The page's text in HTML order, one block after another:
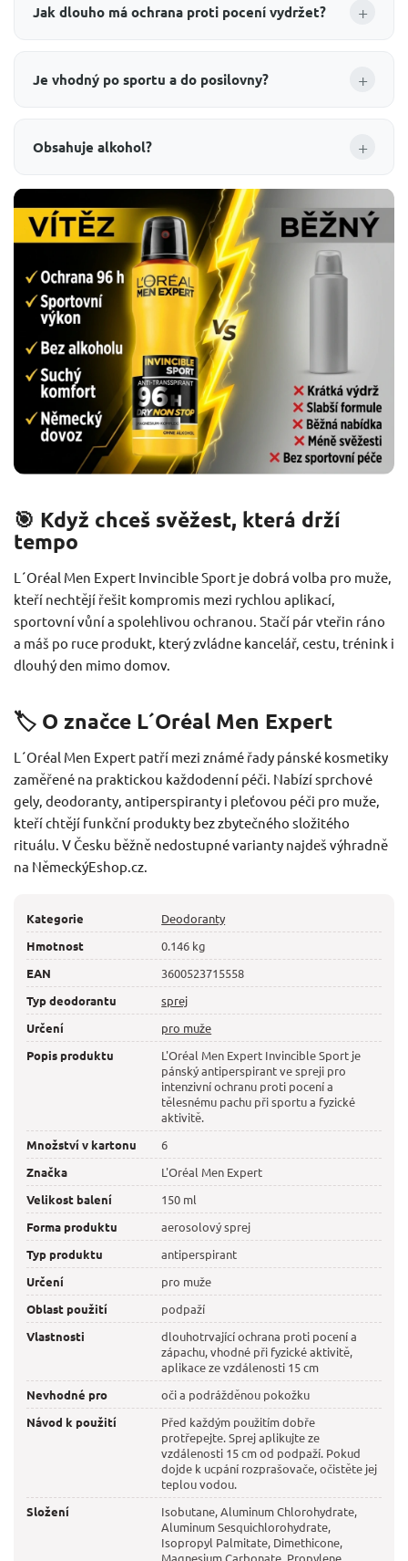
Jak dlouho má ochrana proti pocení vydržet? +
Je vhodný po sportu a do posilovny? +
Obsahuje alkohol? +
🎯 Když chceš svěžest, která drží
tempo
L´Oréal Men Expert Invincible Sport je dobrá volba pro muže,
kteří nechtějí řešit kompromis mezi rychlou aplikací,
sportovní vůní a spolehlivou ochranou. Stačí pár vteřin ráno
a máš po ruce produkt, který zvládne kancelář, cestu, trénink i
dlouhý den mimo domov.
🏷️ O značce L´Oréal Men Expert
L´Oréal Men Expert patří mezi známé řady pánské kosmetiky
zaměřené na praktickou každodenní péči. Nabízí sprchové
gely, deodoranty, antiperspiranty i pleťovou péči pro muže,
kteří chtějí funkční produkty bez zbytečného složitého
rituálu. V Česku běžně nedostupné varianty najdeš výhradně
na NěmeckýEshop.cz.
Kategorie
Deodoranty
Hmotnost
0.146 kg
EAN
3600523715558
Typ deodorantu
sprej
Určení
pro muže
Popis produktu
L'Oréal Men Expert Invincible Sport je
pánský antiperspirant ve spreji pro
intenzivní ochranu proti pocení a
tělesnému pachu při sportu a fyzické
aktivitě.
Množství v kartonu
6
Značka
L'Oréal Men Expert
Velikost balení
150 ml
Forma produktu
aerosolový sprej
Typ produktu
antiperspirant
Určení
pro muže
Oblast použití
podpaží
Vlastnosti
dlouhotrvající ochrana proti pocení a
zápachu, vhodné při fyzické aktivitě,
aplikace ze vzdálenosti 15 cm
Nevhodné pro
oči a podrážděnou pokožku
Návod k použití
Před každým použitím dobře
protřepejte. Sprej aplikujte ze
vzdálenosti 15 cm od podpaží. Pokud
dojde k ucpání rozprašovače, očistěte jej
teplou vodou.
Složení
Isobutane, Aluminum Chlorohydrate,
Aluminum Sesquichlorohydrate,
Isopropyl Palmitate, Dimethicone,